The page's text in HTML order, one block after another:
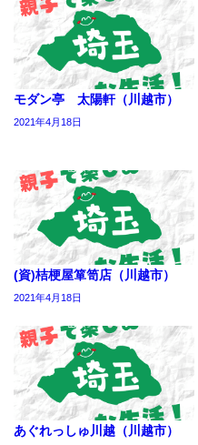
モダン亭 太陽軒（川越市）
2021年4月18日
(資)桔梗屋箪笥店（川越市）
2021年4月18日
あぐれっしゅ川越（川越市）